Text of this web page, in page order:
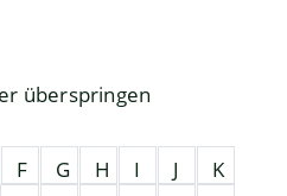
überspringen
F G H I J
K